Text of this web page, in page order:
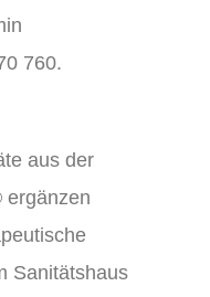
760.
aus der
ergänzen
Sanitätshaus